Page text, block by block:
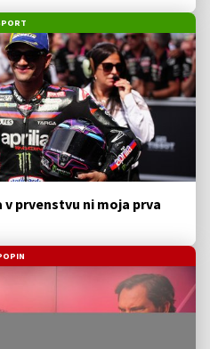
prvenstvu ni moja prva